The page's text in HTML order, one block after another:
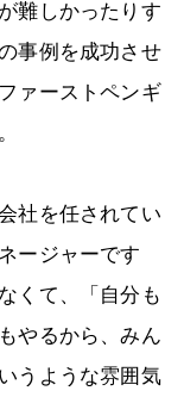
難しかったりす
事例を成功させ
ァーストペンギ
社を任されてい
ージャーです
くて、「自分も
やるから、みん
うような雰囲気